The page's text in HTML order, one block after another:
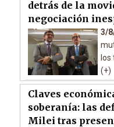
detrás de la
negociación
3/
los
(+)
Claves
soberanía: las
Milei tras